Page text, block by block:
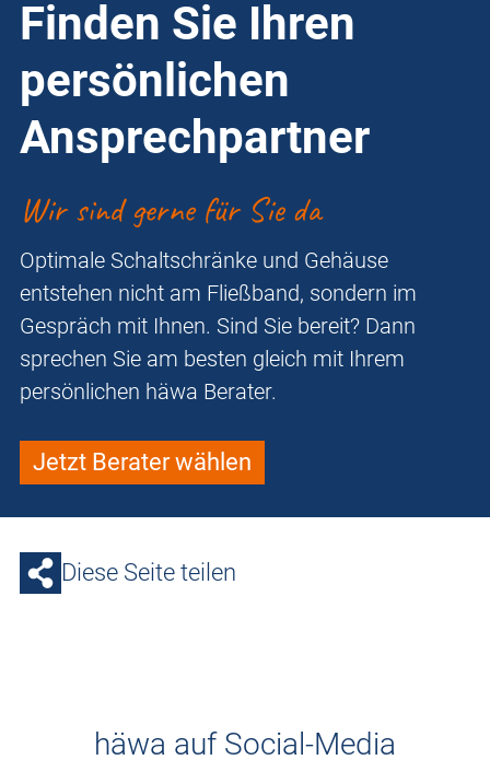
Finden Sie Ihren
persönlichen
Ansprechpartner
Wir sind gerne für Sie da
Optimale Schaltschränke und Gehäuse
entstehen nicht am Fließband, sondern im
Gespräch mit Ihnen. Sind Sie bereit? Dann
sprechen Sie am besten gleich mit Ihrem
persönlichen häwa Berater.
Jetzt Berater wählen
Diese Seite teilen
häwa auf Social-Media